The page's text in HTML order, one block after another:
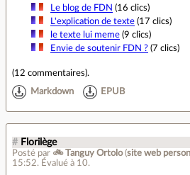
Le blog de FDN (16 clics)
L'explication de texte(17 clics)
le texte lui meme(9 clics)
Envie de soutenir FDN ?(7 clics)
(12 commentaires).
Markdown EPUB
# Florilège
Posté par 🚲 Tanguy Ortolo(site web
15:52. Évalué à 10.